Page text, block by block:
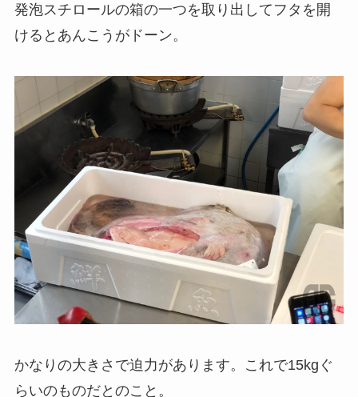
発泡スチロールの箱の一つを取り出してフタを開
けるとあんこうがドーン。
かなりの大きさで迫力があります。これで15kgぐ
らいのものだとのこと。